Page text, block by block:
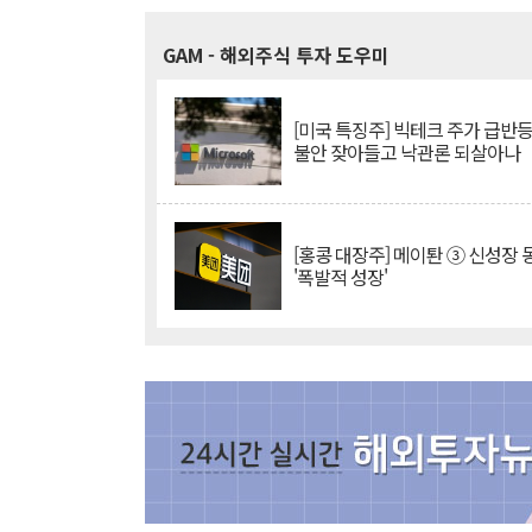
GAM - 해외주식 투자 도우미
[미국 특징주] 빅테크 주가 급반
불안 잦아들고 낙관론 되살아나
[홍콩 대장주] 메이퇀 ③ 신성장
'폭발적 성장'